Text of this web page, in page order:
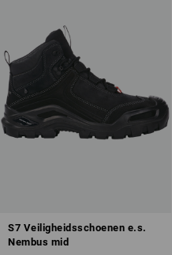
S7 Veiligheidsschoenen e.s.
Nembus mid